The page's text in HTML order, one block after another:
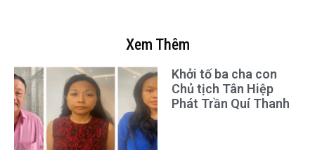
Xem Thêm
Khởi tố ba cha con
Chủ tịch Tân Hiệp
Phát Trần Quí Thanh